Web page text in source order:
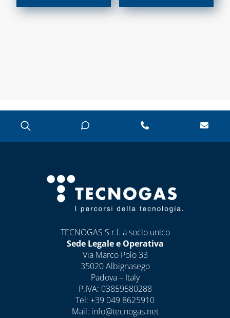
CONTATORI GAS
CAPITOLO 08
BENDE, NASTRI E
GUARNIZIONI
FASCETTE E
GUAINE
SPIRALATE
CORRUGATE,
ESTENSIBILI E
TERMORETRAIBILI
LEGHE SALDANTI
TECNOGAS S.r.l. a socio unico
Sede Legale e Operativa
Via Marco Polo 33
35020 Albignasego
Padova – Italy
P.IVA: 03859580288
Tel: +39 049 8625910
Mail: info@tecnogas.net